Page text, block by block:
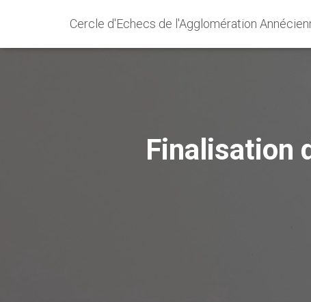
Cercle d'Echecs de l'Agglomération
Finalisation